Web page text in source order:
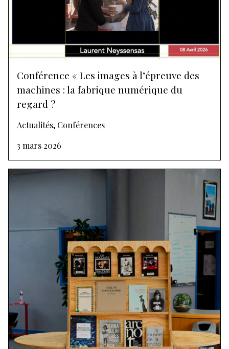
Conférence « Les images à l’épreuve des
machines : la fabrique numérique du
regard ?
Actualités, Conférences
3 mars 2026